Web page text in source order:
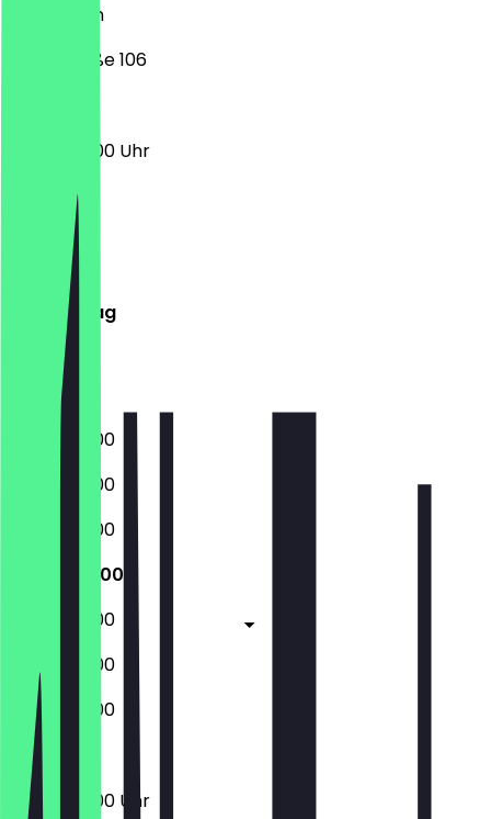
Berlin
Littenstraße 106
08:30 - 16:00 Uhr
Montag
Dienstag
Mittwoch
Donnerstag
Freitag
Samstag
Sonntag
08:30 - 16:00
08:30 - 16:00
08:30 - 16:00
08:30 - 16:00
08:30 - 16:00
08:30 - 16:00
08:30 - 16:00
08:30 - 16:00 Uhr